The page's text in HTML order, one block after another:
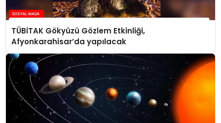
TÜBİTAK Gökyüzü Gözlem Etkinliği,
Afyonkarahisar’da yapılacak